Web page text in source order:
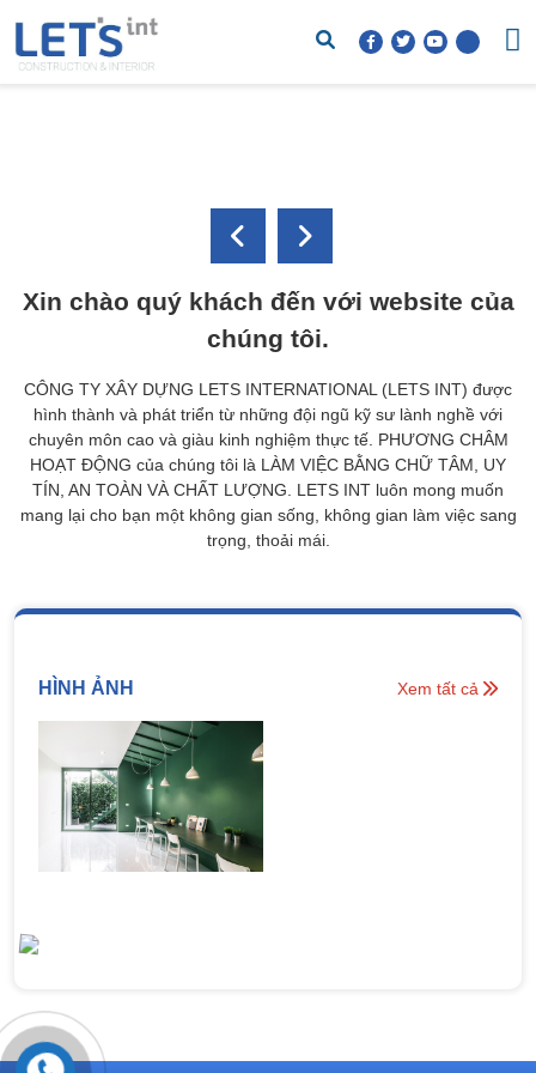
Xin chào quý khách đến với website của
chúng tôi.
CÔNG TY XÂY DỰNG LETS INTERNATIONAL (LETS INT) được
hình thành và phát triển từ những đội ngũ kỹ sư lành nghề với
chuyên môn cao và giàu kinh nghiệm thực tế. PHƯƠNG CHÂM
HOẠT ĐỘNG của chúng tôi là LÀM VIỆC BẰNG CHỮ TÂM, UY
TÍN, AN TOÀN VÀ CHẤT LƯỢNG. LETS INT luôn mong muốn
mang lại cho bạn một không gian sống, không gian làm việc sang
trọng, thoải mái.
HÌNH ẢNH Xem tất cả